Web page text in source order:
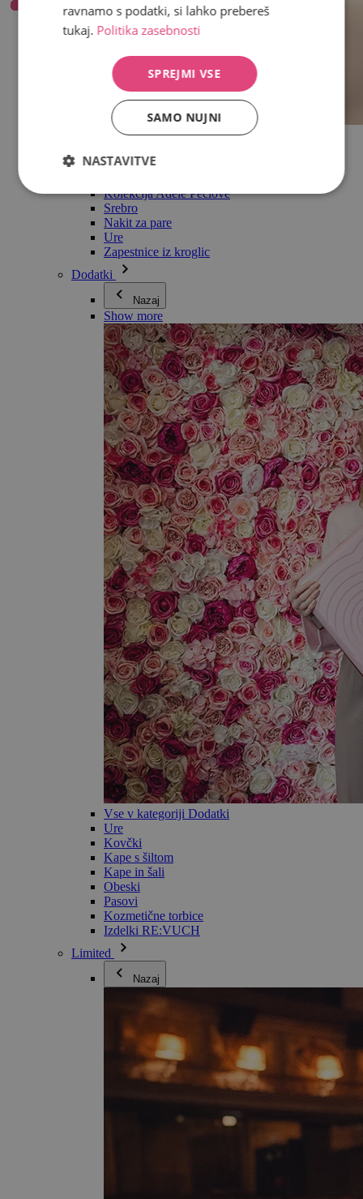
Vse v kategoriji Nakit
Zapestnice
Kolekcija Adéle Pečlové
Srebro
Nakit za pare
Ure
Zapestnice iz kroglic
Dodatki
Nazaj
Show more
Vse v kategoriji Dodatki
Ure
Kovčki
Kape s šiltom
Kape in šali
Obeski
Pasovi
Kozmetične torbice
Izdelki RE:VUCH
Limited
Nazaj
ravnamo s podatki, si lahko prebereš
tukaj. Politika zasebnosti
SPREJMI VSE
SAMO NUJNI
NASTAVITVE